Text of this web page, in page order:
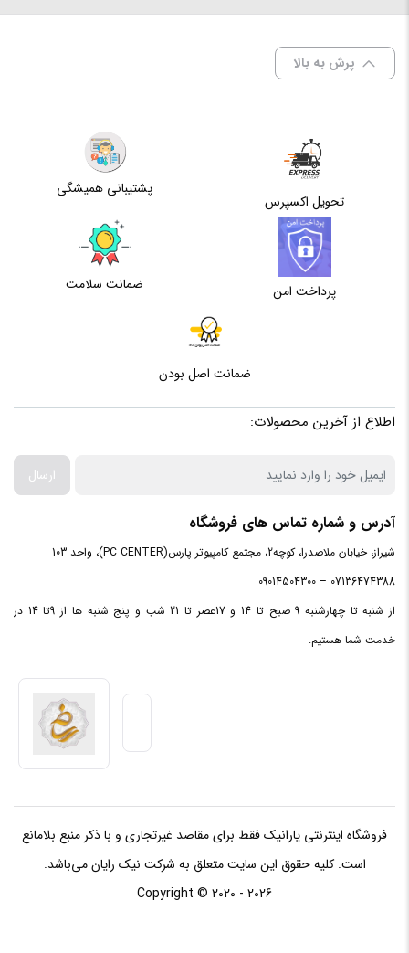
پرش به بالا
تحویل اکسپرس
پشتیبانی همیشگی
پرداخت امن ضمانت سلامت
ضمانت اصل بودن
اطلاع از آخرین محصولات:
ارسال
آدرس و شماره تماس های فروشگاه
شیراز، خیابان ملاصدرا، کوچه2، مجتمع کامپیوتر پارس(PC CENTER)، واحد 103
07136474388 – 09014504300
از شنبه تا چهارشنبه 9 صبح تا 14 و 17عصر تا 21 شب و پنج شنبه ها از 9تا 14 در
خدمت شما هستیم.
فروشگاه اینترنتی یارانیک فقط برای مقاصد غیرتجاری و با ذکر منبع بلامانع
است. کلیه حقوق این سایت متعلق به شرکت نیک رایان می‌باشد.
Copyright © 2020 - 2026